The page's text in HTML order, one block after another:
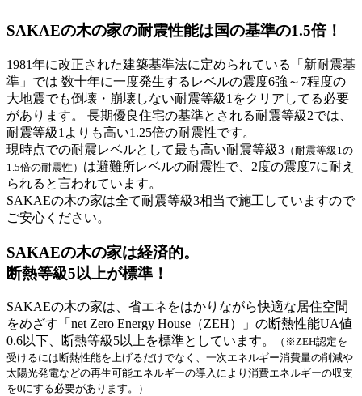
SAKAEの木の家の耐震性能は国の基準の1.5倍！
1981年に改正された建築基準法に定められている「新耐震基
準」では 数十年に一度発生するレベルの震度6強～7程度の
大地震でも倒壊・崩壊しない耐震等級1をクリアしてる必要
があります。 長期優良住宅の基準とされる耐震等級2では、
耐震等級1よりも高い1.25倍の耐震性です。
現時点での耐震レベルとして最も高い耐震等級3 （耐震等級1の
1.5倍の耐震性） は避難所レベルの耐震性で、2度の震度7に耐え
られると言われています。
SAKAEの木の家は全て耐震等級3相当で施工 していますので
ご安心ください。
SAKAEの木の家は経済的。
断熱等級5以上が標準！
SAKAEの木の家は、省エネをはかりながら快適な居住空間
をめざす「net Zero Energy House（ZEH）」の断熱性能UA値
0.6以下、断熱等級5以上を標準としています。
（※ZEH認定を
受けるには断熱性能を上げるだけでなく、一次エネルギー消費量の削減や
太陽光発電などの再生可能エネルギーの導入により消費エネルギーの収支
を0にする必要があります。）